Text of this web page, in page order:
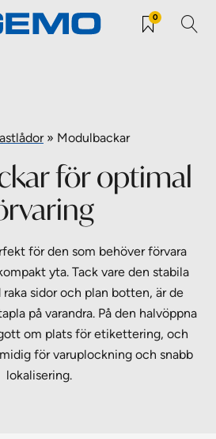
0
» Modulbackar
för optimal
för den som behöver förvara
yta. Tack vare den stabila
sidor och plan botten, är de
på varandra. På den halvöppna
om plats för etikettering, och
för varuplockning och snabb
lokalisering.